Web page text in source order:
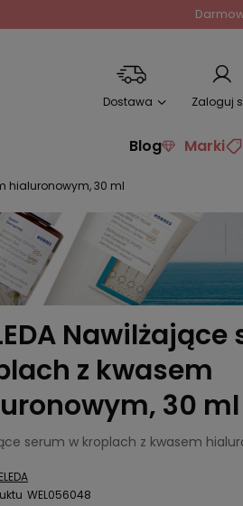
Dostawa Zaloguj
Blog Marki
hialuronowym, 30 ml
z kwasem
30 ml
serum w kroplach z kwasem
WEL056048